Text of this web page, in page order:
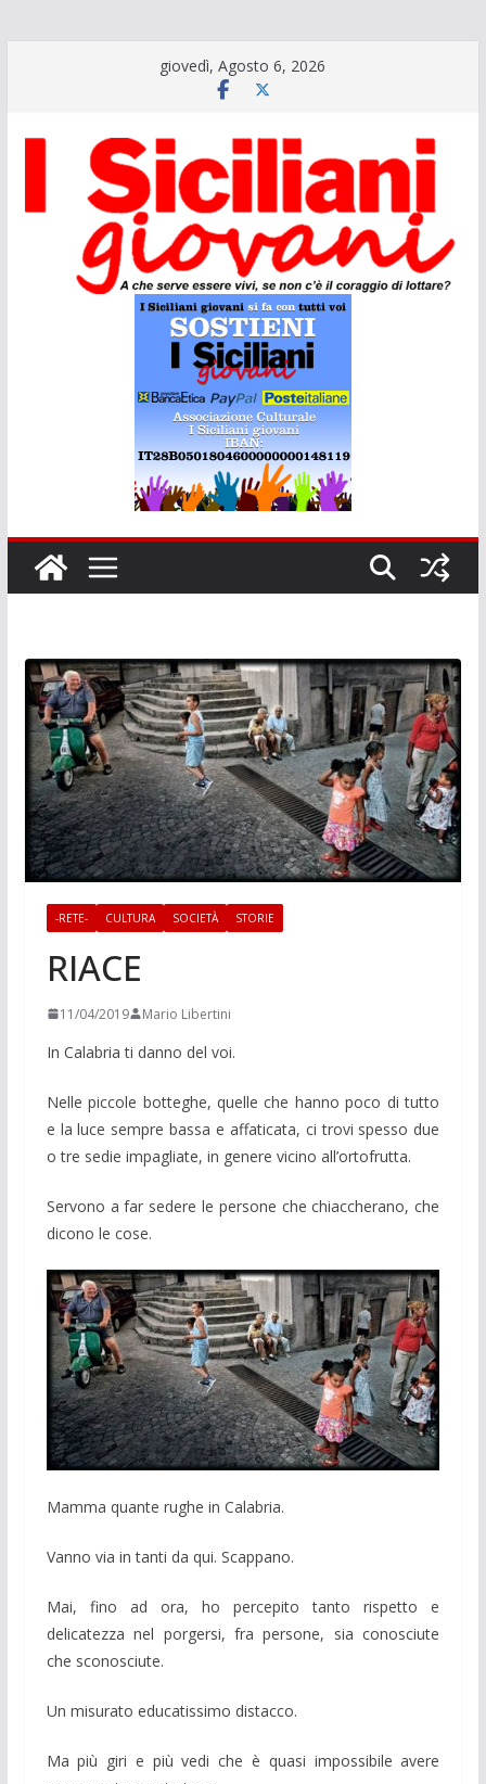
giovedì, Agosto 6, 2026
-RETE- CULTURA SOCIETÀ STORIE
RIACE
11/04/2019 Mario Libertini
In Calabria ti danno del voi.
Nelle piccole botteghe, quelle che hanno poco di tutto
e la luce sempre bassa e affaticata, ci trovi spesso due
o tre sedie impagliate, in genere vicino all’ortofrutta.
Servono a far sedere le persone che chiaccherano, che
dicono le cose.
Mamma quante rughe in Calabria.
Vanno via in tanti da qui. Scappano.
Mai, fino ad ora, ho percepito tanto rispetto e
delicatezza nel porgersi, fra persone, sia conosciute
che sconosciute.
Un misurato educatissimo distacco.
Ma più giri e più vedi che è quasi impossibile avere